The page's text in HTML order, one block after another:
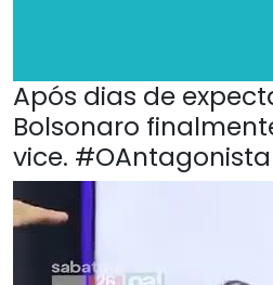
Após dias de
Bolsonaro
vice. #OAntagonista